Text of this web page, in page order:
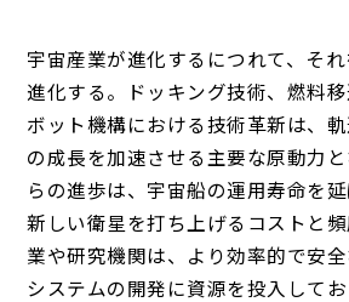
宇宙産業が進化するにつれて、そ
進化する。ドッキング技術、燃料
ボット機構における技術革新は、
の成長を加速させる主要な原動力
らの進歩は、宇宙船の運用寿命を延
新しい衛星を打ち上げるコストと
業や研究機関は、より効率的で安
システムの開発に資源を投入して